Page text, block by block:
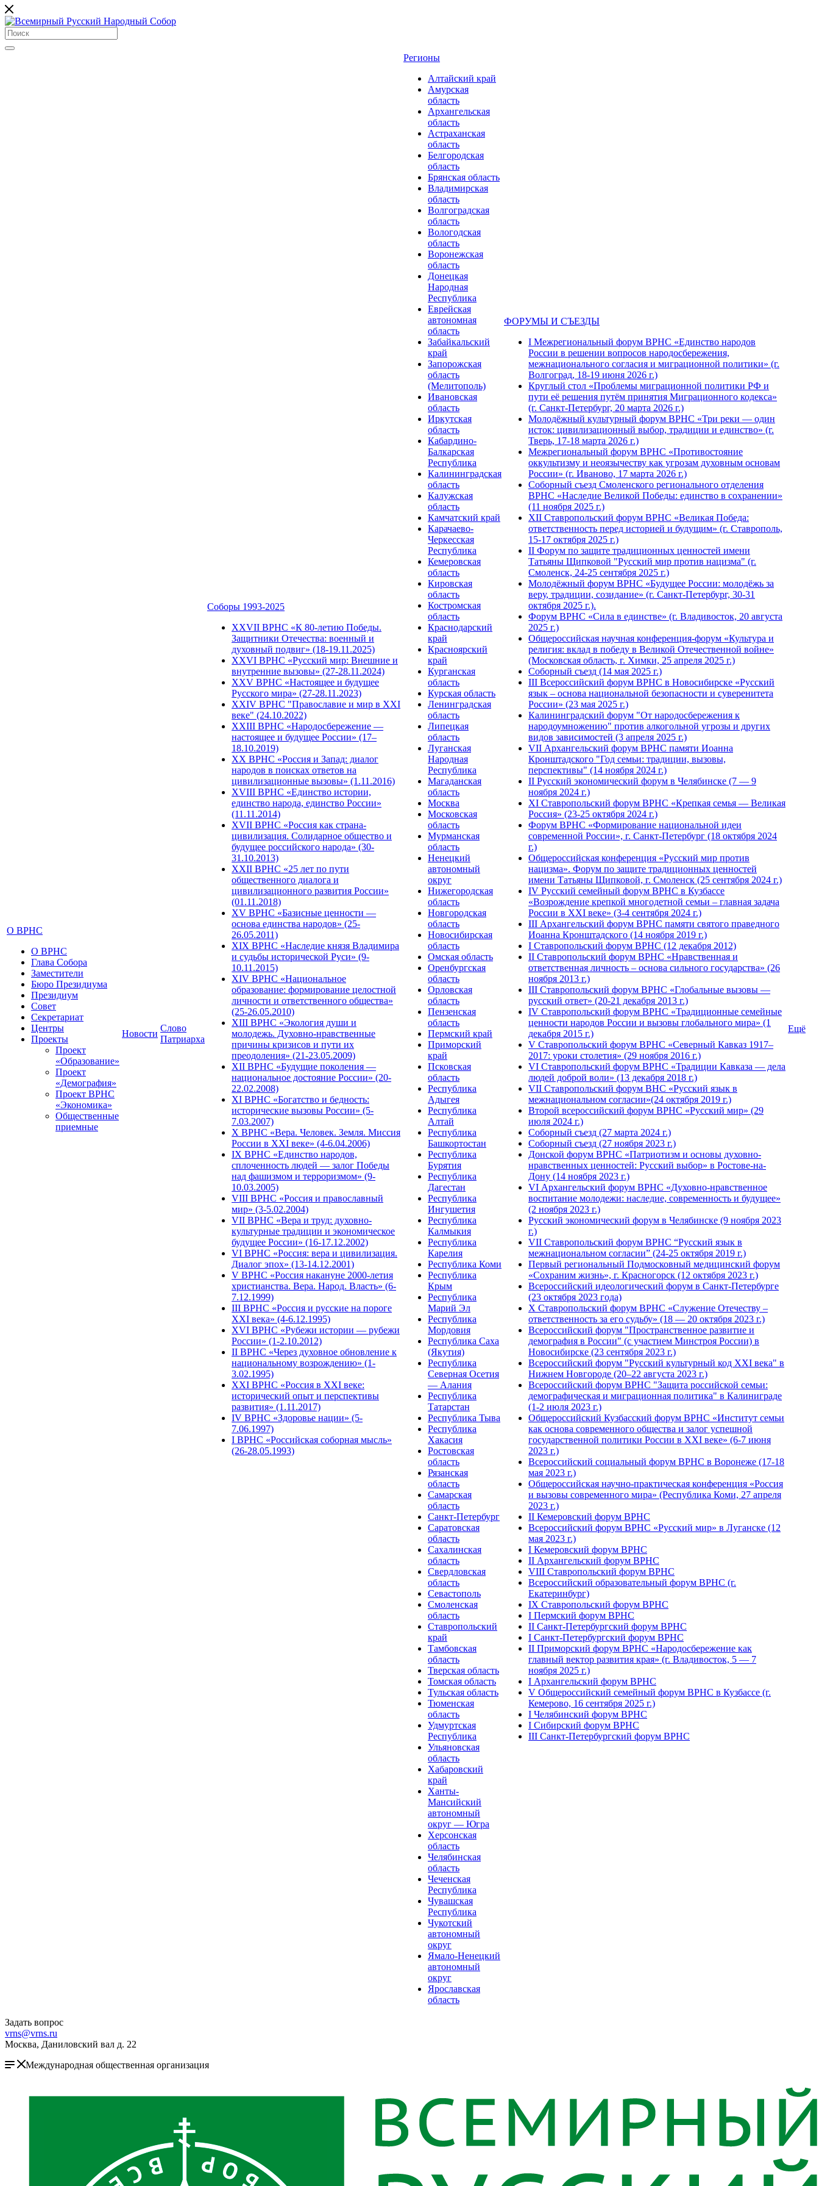
О ВРНС
О ВРНС
Глава Собора
Заместители
Бюро Президиума
Президиум
Совет
Секретариат
Центры
Проекты
Проект
«Образование»
Проект
«Демография»
Проект ВРНС
«Экономика»
Общественные
приемные
Новости
Слово
Патриарха
Соборы 1993-2025
ХХVII ВРНС «К 80-летию Победы.
Защитники Отечества: военный и
духовный подвиг» (18-19.11.2025)
XXVI ВРНС «Русский мир: Внешние и
внутренние вызовы» (27-28.11.2024)
XXV ВРНС «Настоящее и будущее
Русского мира» (27-28.11.2023)
XXIV ВРНС "Православие и мир в XXI
веке" (24.10.2022)
XXIII ВРНС «Народосбережение —
настоящее и будущее России» (17–
18.10.2019)
XX ВРНС «Россия и Запад: диалог
народов в поисках ответов на
цивилизационные вызовы» (1.11.2016)
XVIII ВРНС «Единство истории,
единство народа, единство России»
(11.11.2014)
XVII ВРНС «Россия как страна-
цивилизация. Солидарное общество и
будущее российского народа» (30-
31.10.2013)
XXII ВРНС «25 лет по пути
общественного диалога и
цивилизационного развития России»
(01.11.2018)
XV ВРНС «Базисные ценности —
основа единства народов» (25-
26.05.2011)
XIX ВРНС «Наследие князя Владимира
и судьбы исторической Руси» (9-
10.11.2015)
XIV ВРНС «Национальное
образование: формирование целостной
личности и ответственного общества»
(25-26.05.2010)
XIII ВРНС «Экология души и
молодежь. Духовно-нравственные
причины кризисов и пути их
преодоления» (21-23.05.2009)
XII ВРНС «Будущие поколения —
национальное достояние России» (20-
22.02.2008)
XI ВРНС «Богатство и бедность:
исторические вызовы России» (5-
7.03.2007)
X ВРНС «Вера. Человек. Земля. Миссия
России в XXI веке» (4-6.04.2006)
IX ВРНС «Единство народов,
сплоченность людей — залог Победы
над фашизмом и терроризмом» (9-
10.03.2005)
VIII ВРНС «Россия и православный
мир» (3-5.02.2004)
VII ВРНС «Вера и труд: духовно-
культурные традиции и экономическое
будущее России» (16-17.12.2002)
VI ВРНС «Россия: вера и цивилизация.
Диалог эпох» (13-14.12.2001)
V ВРНС «Россия накануне 2000-летия
христианства. Вера. Народ. Власть» (6-
7.12.1999)
III ВРНС «Россия и русские на пороге
XXI века» (4-6.12.1995)
XVI ВРНС «Рубежи истории — рубежи
России» (1-2.10.2012)
II ВРНС «Через духовное обновление к
национальному возрождению» (1-
3.02.1995)
XХI ВРНС «Россия в XXI веке:
исторический опыт и перспективы
развития» (1.11.2017)
IV ВРНС «Здоровье нации» (5-
7.06.1997)
I ВРНС «Российская соборная мысль»
(26-28.05.1993)
Регионы
Алтайский край
Амурская
область
Архангельская
область
Астраханская
область
Белгородская
область
Брянская область
Владимирская
область
Волгоградская
область
Вологодская
область
Воронежская
область
Донецкая
Народная
Республика
Еврейская
автономная
область
Забайкальский
край
Запорожская
область
(Мелитополь)
Ивановская
область
Иркутская
область
Кабардино-
Балкарская
Республика
Калининградская
область
Калужская
область
Камчатский край
Карачаево-
Черкесская
Республика
Кемеровская
область
Кировская
область
Костромская
область
Краснодарский
край
Красноярский
край
Курганская
область
Курская область
Ленинградская
область
Липецкая
область
Луганская
Народная
Республика
Магаданская
область
Москва
Московская
область
Мурманская
область
Ненецкий
автономный
округ
Нижегородская
область
Новгородская
область
Новосибирская
область
Омская область
Оренбургская
область
Орловская
область
Пензенская
область
Пермский край
Приморский
край
Псковская
область
Республика
Адыгея
Республика
Алтай
Республика
Башкортостан
Республика
Бурятия
Республика
Дагестан
Республика
Ингушетия
Республика
Калмыкия
Республика
Карелия
Республика Коми
Республика
Крым
Республика
Марий Эл
Республика
Мордовия
Республика Саха
(Якутия)
Республика
Северная Осетия
— Алания
Республика
Татарстан
Республика Тыва
Республика
Хакасия
Ростовская
область
Рязанская
область
Самарская
область
Санкт-Петербург
Саратовская
область
Сахалинская
область
Свердловская
область
Севастополь
Смоленская
область
Ставропольский
край
Тамбовская
область
Тверская область
Томская область
Тульская область
Тюменская
область
Удмуртская
Республика
Ульяновская
область
Хабаровский
край
Ханты-
Мансийский
автономный
округ — Югра
Херсонская
область
Челябинская
область
Чеченская
Республика
Чувашская
Рeспублика
Чукотский
автономный
округ
Ямало-Ненецкий
автономный
округ
Ярославская
область
ФОРУМЫ И СЪЕЗДЫ
I Межрегиональный форум ВРНС «Единство народов
России в решении вопросов народосбережения,
межнационального согласия и миграционной политики» (г.
Волгоград, 18-19 июня 2026 г.)
Круглый стол «Проблемы миграционной политики РФ и
пути её решения путём принятия Миграционного кодекса»
(г. Санкт-Петербург, 20 марта 2026 г.)
Молодёжный культурный форум ВРНС «Три реки — один
исток: цивилизационный выбор, традиции и единство» (г.
Тверь, 17-18 марта 2026 г.)
Межрегиональный форум ВРНС «Противостояние
оккультизму и неоязычеству как угрозам духовным основам
России» (г. Иваново, 17 марта 2026 г.)
Соборный съезд Смоленского регионального отделения
ВРНС «Наследие Великой Победы: единство в сохранении»
(11 ноября 2025 г.)
XII Ставропольский форум ВРНС «Великая Победа:
ответственность перед историей и будущим» (г. Ставрополь,
15-17 октября 2025 г.)
II Форум по защите традиционных ценностей имени
Татьяны Щипковой "Русский мир против нацизма" (г.
Смоленск, 24-25 сентября 2025 г.)
Молодёжный форум ВРНС «Будущее России: молодёжь за
веру, традиции, созидание» (г. Санкт-Петербург, 30-31
октября 2025 г.).
Форум ВРНС «Сила в единстве» (г. Владивосток, 20 августа
2025 г.)
Общероссийская научная конференция-форум «Культура и
религия: вклад в победу в Великой Отечественной войне»
(Московская область, г. Химки, 25 апреля 2025 г.)
Соборный съезд (14 мая 2025 г.)
III Всероссийский форум ВРНС в Новосибирске «Русский
язык – основа национальной безопасности и суверенитета
России» (23 мая 2025 г.)
Калининградский форум "От народосбережения к
народоумножению" против алкогольной угрозы и других
видов зависимостей (3 апреля 2025 г.)
VII Архангельский форум ВРНС памяти Иоанна
Кронштадского "Год семьи: традиции, вызовы,
перспективы" (14 ноября 2024 г.)
II Русский экономический форум в Челябинске (7 — 9
ноября 2024 г.)
ХI Ставропольский форум ВРНС «Крепкая семья — Великая
Россия» (23-25 октября 2024 г.)
Форум ВРНС «Формирование национальной идеи
современной России», г. Санкт-Петербург (18 октября 2024
г.)
Общероссийская конференция «Русский мир против
нацизма». Форум по защите традиционных ценностей
имени Татьяны Щипковой, г. Смоленск (25 сентября 2024 г.)
IV Русский семейный форум ВРНС в Кузбассе
«Возрождение крепкой многодетной семьи – главная задача
России в XXI веке» (3-4 сентября 2024 г.)
III Архангельский форум ВРНС памяти святого праведного
Иоанна Кронштадского (14 ноября 2019 г.)
I Ставропольский форум ВРНС (12 декабря 2012)
II Ставропольский форум ВРНС «Нравственная и
ответственная личность – основа сильного государства» (26
ноября 2013 г.)
III Ставропольский форум ВРНС «Глобальные вызовы —
русский ответ» (20-21 декабря 2013 г.)
IV Ставропольский форум ВРНС «Традиционные семейные
ценности народов России и вызовы глобального мира» (1
декабря 2015 г.)
V Ставропольский форум ВРНС «Северный Кавказ 1917–
2017: уроки столетия» (29 ноября 2016 г.)
VI Ставропольский форум ВРНС «Традиции Кавказа — дела
людей доброй воли» (13 декабря 2018 г.)
VII Ставропольский форум ВHС «Русский язык в
межнациональном согласии»(24 октября 2019 г.)
Второй всероссийский форум ВРНС «Русский мир» (29
июля 2024 г.)
Соборный съезд (27 марта 2024 г.)
Соборный съезд (27 ноября 2023 г.)
Донской форум ВРНС «Патриотизм и основы духовно-
нравственных ценностей: Русский выбор» в Ростове-на-
Дону (14 ноября 2023 г.)
VI Архангельский форум ВРНС «Духовно-нравственное
воспитание молодежи: наследие, современность и будущее»
(2 ноября 2023 г.)
Русский экономический форум в Челябинске (9 ноября 2023
г.)
VII Ставропольский форум ВРНС “Русский язык в
межнациональном согласии” (24-25 октября 2019 г.)
Первый региональный Подмосковный медицинский форум
«Сохраним жизнь», г. Красногорск (12 октября 2023 г.)
Всероссийский идеологический форум в Санкт-Петербурге
(23 октября 2023 года)
X Ставропольский форум ВРНС «Служение Отечеству –
ответственность за его судьбу» (18 — 20 октября 2023 г.)
Всероссийский форум "Пространственное развитие и
демография в России" (с участием Минстроя России) в
Новосибирске (23 сентября 2023 г.)
Всероссийский форум "Русский культурный код XXI века" в
Нижнем Новгороде (20–22 августа 2023 г.)
Всероссийский форум ВРНС "Защита российской семьи:
демографическая и миграционная политика" в Калиниграде
(1-2 июля 2023 г.)
Общероссийский Кузбасский форум ВРНС «Институт семьи
как основа современного общества и залог успешной
государственной политики России в ХХI веке» (6-7 июня
2023 г.)
Всероссийский социальный форум ВРНС в Воронеже (17-18
мая 2023 г.)
Общероссийская научно-практическая конференция «Россия
и вызовы современного мира» (Республика Коми, 27 апреля
2023 г.)
II Кемеровский форум ВРНС
Всероссийский форум ВРНС «Русский мир» в Луганске (12
мая 2023 г.)
I Кемеровский форум ВРНС
II Архангельский форум ВРНС
VIII Ставропольский форум ВРНС
Всероссийский образовательный форум ВРНС (г.
Екатеринбург)
IX Ставропольский форум ВРНС
I Пермский форум ВРНС
II Санкт-Петербургский форум ВРНС
I Санкт-Петербургский форум ВРНС
II Приморский форум ВРНС «Народосбережение как
главный вектор развития края» (г. Владивосток, 5 — 7
ноября 2025 г.)
I Архангельский форум ВРНС
V Общероссийский семейный форум ВРНС в Кузбассе (г.
Кемерово, 16 сентября 2025 г.)
I Челябинский форум ВРНС
I Сибирский форум ВРНС
III Санкт-Петербургский форум ВРНС
Ещё
Задать вопрос
vrns@vrns.ru
Москва, Даниловский вал д. 22
Международная общественная организация